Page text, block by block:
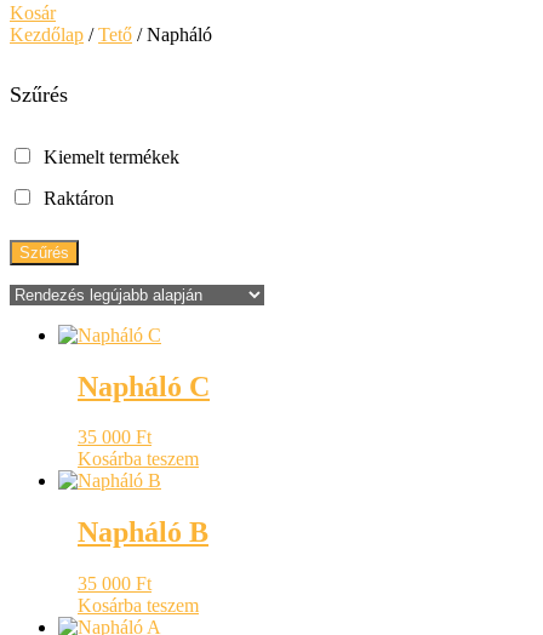
Kosár
Kezdőlap /Tető / Napháló
Szűrés
Kiemelt termékek
Raktáron
Szűrés
Napháló C
35 000 Ft
Kosárba teszem
Napháló B
35 000 Ft
Kosárba teszem